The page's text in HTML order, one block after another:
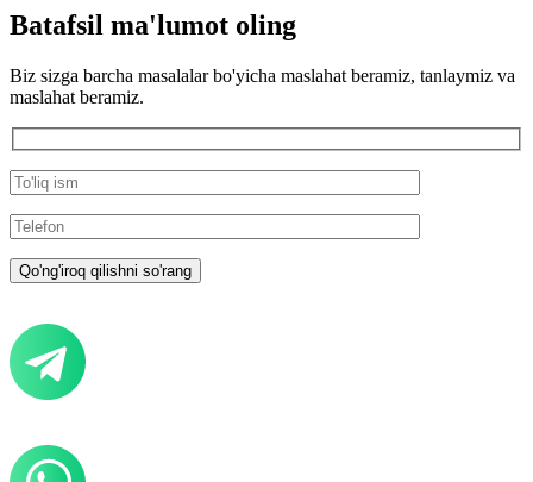
Batafsil ma'lumot oling
Biz sizga barcha masalalar bo'yicha maslahat beramiz, tanlaymiz va
maslahat beramiz.